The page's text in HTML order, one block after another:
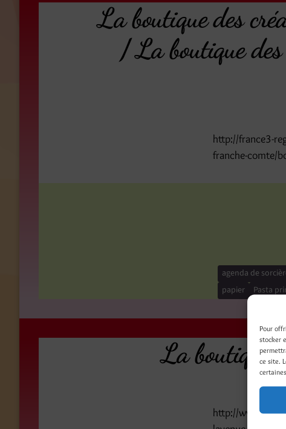
Pour
stocker
ce site.
La boutique des
/ La boutique
http://france3-
franche-comte/
agenda de
papier
Pasta
La boutique
http://